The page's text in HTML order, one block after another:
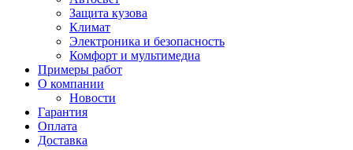
Защита кузова
Климат
Электроника и безопасность
Комфорт и мультимедиа
Примеры работ
О компании
Новости
Гарантия
Оплата
Доставка